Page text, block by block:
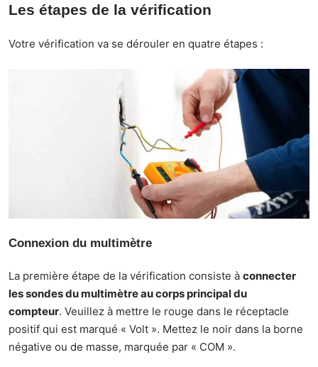
Les étapes de la vérification
Votre vérification va se dérouler en quatre étapes :
Connexion du multimètre
La première étape de la vérification consiste à connecter
les sondes du multimètre au corps principal du
compteur. Veuillez à mettre le rouge dans le réceptacle
positif qui est marqué « Volt ». Mettez le noir dans la borne
négative ou de masse, marquée par « COM ».